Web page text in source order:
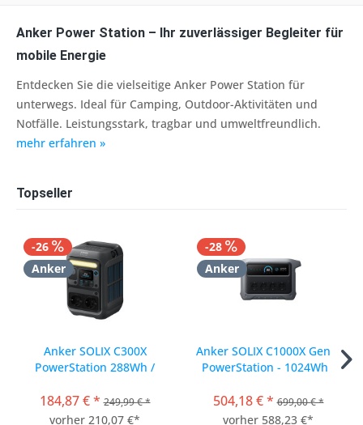
Anker Power Station – Ihr zuverlässiger Begleiter für
mobile Energie
Entdecken Sie die vielseitige Anker Power Station für
unterwegs. Ideal für Camping, Outdoor-Aktivitäten und
Notfälle. Leistungsstark, tragbar und umweltfreundlich.
mehr erfahren »
Topseller
-26
Anker
Anker SOLIX C300X
PowerStation 288Wh /
184,87 € * 249,99 € *
vorher 210,07 €*
-28
Anker
Anker SOLIX C1000X Gen 2
PowerStation - 1024Wh /
504,18 € * 699,00 € *
vorher 588,23 €*